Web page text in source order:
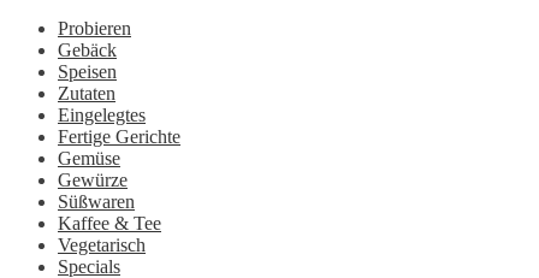
Probieren
Gebäck
Speisen
Zutaten
Eingelegtes
Fertige Gerichte
Gemüse
Gewürze
Süßwaren
Kaffee & Tee
Vegetarisch
Specials